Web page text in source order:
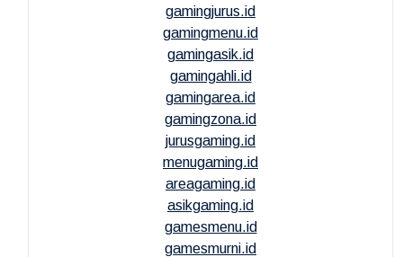
gamingjurus.id
gamingmenu.id
gamingasik.id
gamingahli.id
gamingarea.id
gamingzona.id
jurusgaming.id
menugaming.id
areagaming.id
asikgaming.id
gamesmenu.id
gamesmurni.id